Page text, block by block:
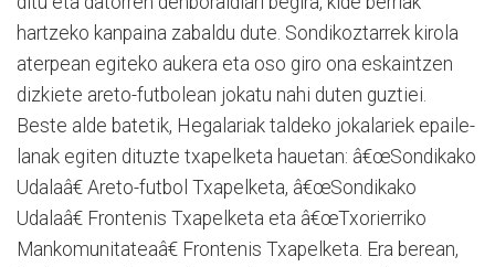
hartzeko kanpaina zabaldu dute. Sondikoztarrek kirola
aterpean egiteko aukera eta oso giro ona eskaintzen
dizkiete areto-futbolean jokatu nahi duten guztiei.
Beste alde batetik, Hegalariak taldeko jokalariek epaile-
lanak egiten dituzte txapelketa hauetan: â€œSondikako
Udalaâ€ Areto-futbol Txapelketa, â€œSondikako
Udalaâ€ Frontenis Txapelketa eta â€œTxorierriko
Mankomunitateaâ€ Frontenis Txapelketa. Era berean,